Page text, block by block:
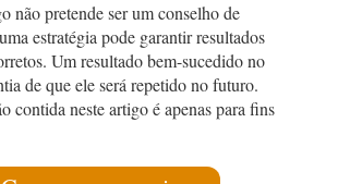
não pretende ser um conselho de
estratégia pode garantir resultados
Um resultado bem-sucedido no
de que ele será repetido no futuro.
contida neste artigo é apenas para fins